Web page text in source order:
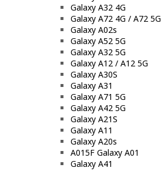
Galaxy A32 4G
Galaxy A72 4G / A72 5G
Galaxy A02s
Galaxy A52 5G
Galaxy A32 5G
Galaxy A12 / A12 5G
Galaxy A30S
Galaxy A31
Galaxy A71 5G
Galaxy A42 5G
Galaxy A21S
Galaxy A11
Galaxy A20s
A015F Galaxy A01
Galaxy A41